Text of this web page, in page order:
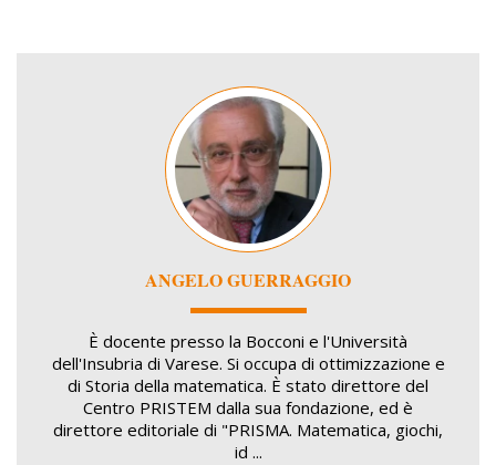
ANGELO GUERRAGGIO
È docente presso la Bocconi e l'Università
dell'Insubria di Varese. Si occupa di ottimizzazione e
di Storia della matematica. È stato direttore del
Centro PRISTEM dalla sua fondazione, ed è
direttore editoriale di "PRISMA. Matematica, giochi,
id ...